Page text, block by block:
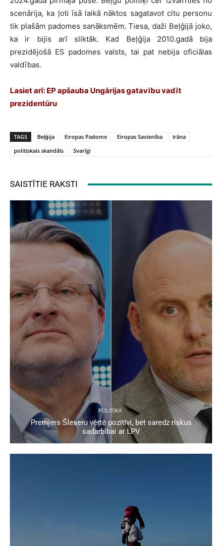
scenārija, ka ļoti īsā laikā nāktos sagatavot citu personu
tik plašām padomes sanāksmēm. Tiesa, daži Beļģijā joko,
ka ir bijis arī sliktāk. Kad Beļģija 2010.gadā bija
prezidējošā ES padomes valsts, tai pat nebija oficiālas
valdības.
Lasiet arī: EP apšauba Ungārijas gatavību vadīt
prezidentūru
TAGS Beļģija Eiropas Padome Eiropas Savienība
Irāna
politiskais skandāls
Svarīgi
SAISTĪTIE RAKSTI
POLITIKA
Premjers Šleseru vērtē pozitīvi, bet saredz riskus
sadarbībai ar LPV